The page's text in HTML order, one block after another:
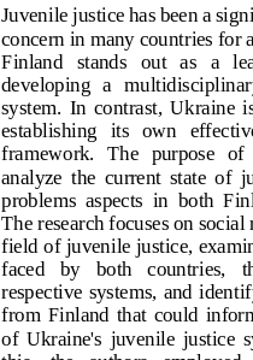
Juvenile justice has been a
concern in many countries for
Finland   stands   out   as   a
developing  a
system.  In  contrast,  Ukraine
establishing   its   own
framework.   The   purpose   of
analyze  the  current  state  of
problems  aspects  in  both
The research focuses on
field of juvenile justice,
faced   by   both   countries,
respective systems, and
from  Finland  that  could
of  Ukraine's  juvenile  justice